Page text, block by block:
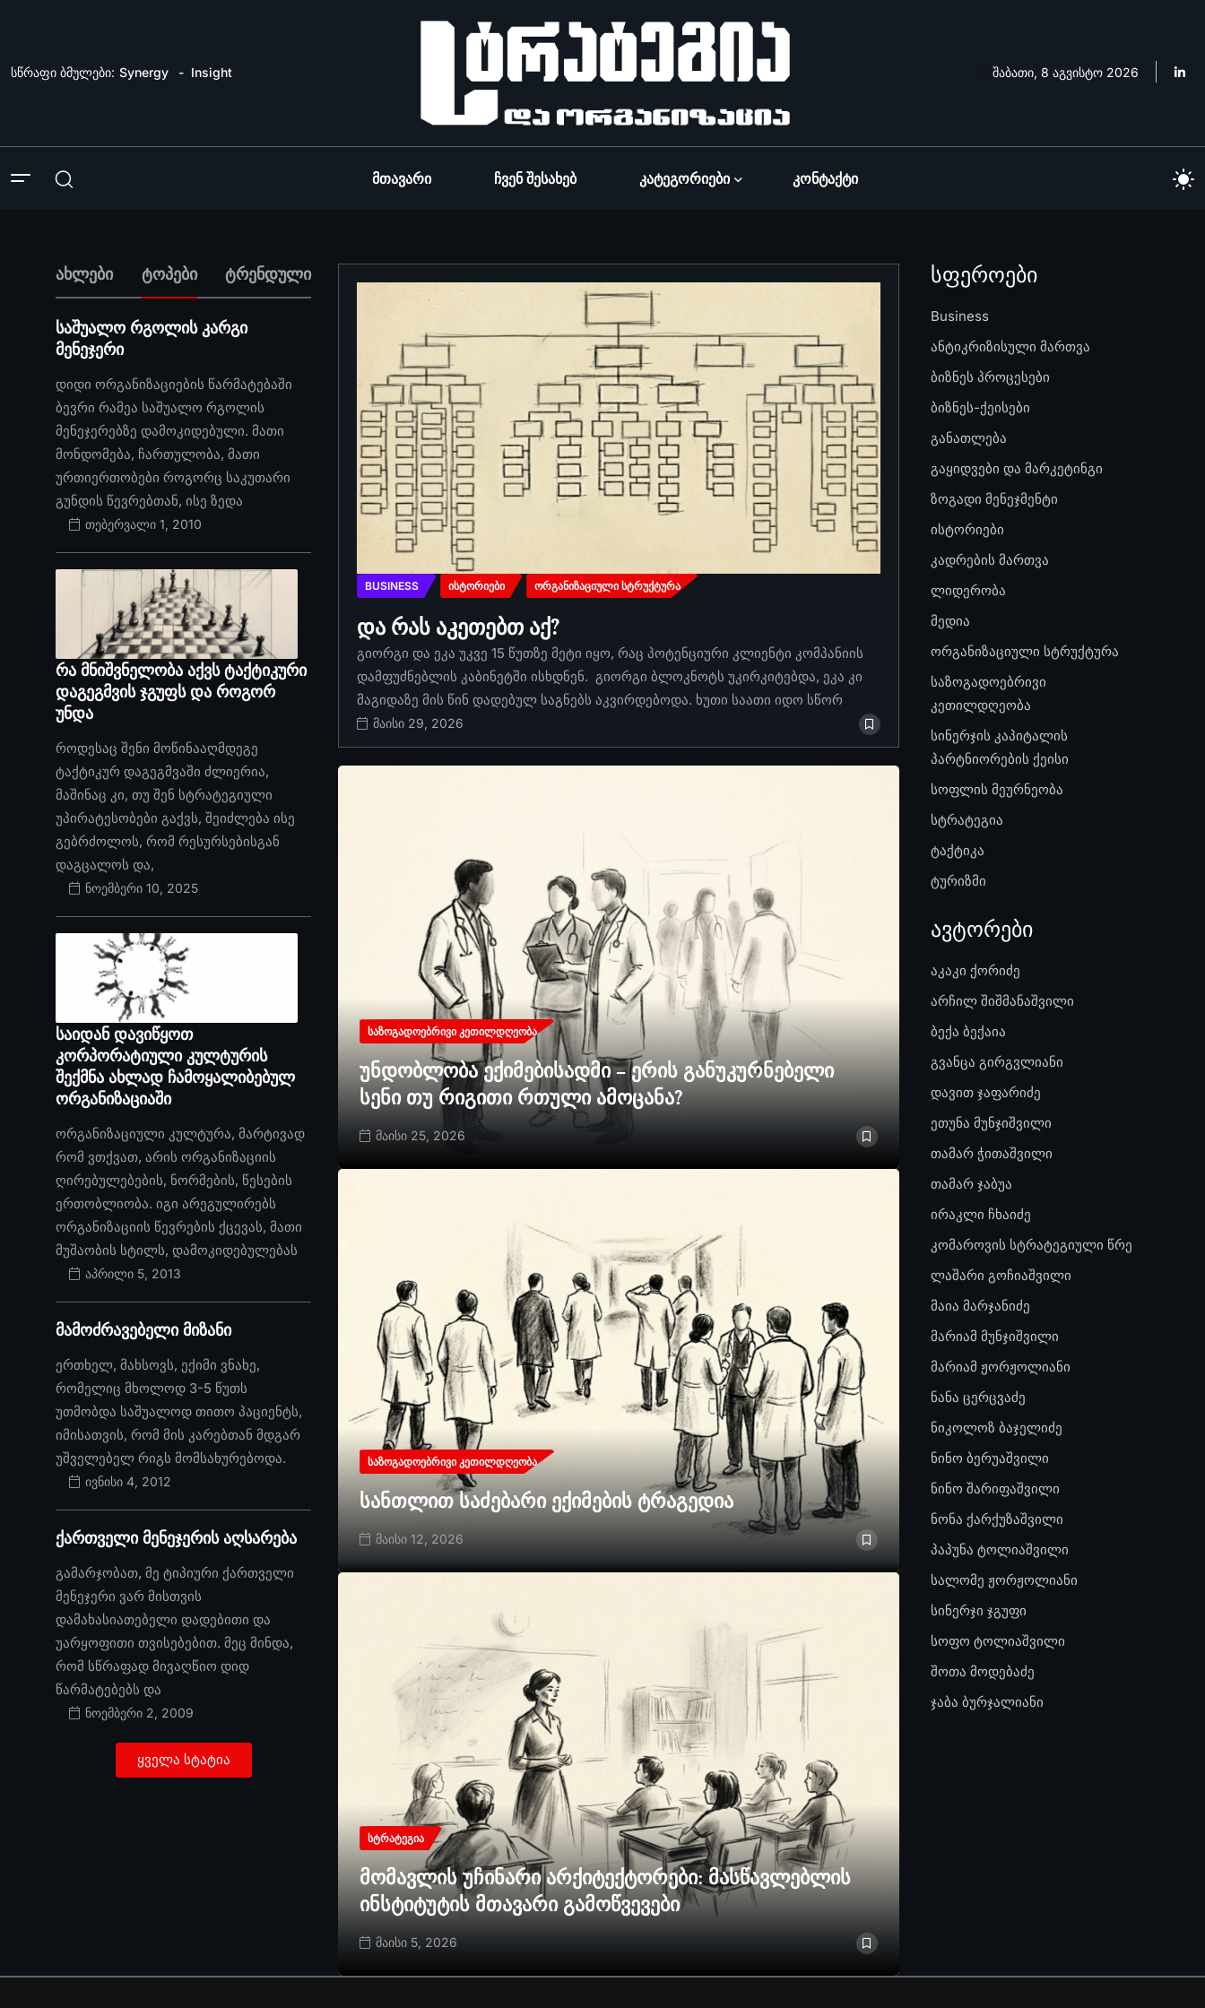
სწრაფი ბმულები: Synergy Insight შაბათი, 8 აგვისტო 2026
Მთავარი Ჩვენ Შესახებ Კატეგორიები Კონტაქტი
ახლები ტოპები ტრენდული
საშუალო რგოლის კარგი
მენეჯერი
დიდი ორგანიზაციების წარმატებაში
ბევრი რამეა საშუალო რგოლის
მენეჯერებზე დამოკიდებული. მათი
მონდომება, ჩართულობა, მათი
ურთიერთობები როგორც საკუთარი
გუნდის წევრებთან, ისე ზედა
თებერვალი 1, 2010
რა მნიშვნელობა აქვს ტაქტიკური
დაგეგმვის ჯგუფს და როგორ
უნდა
როდესაც შენი მოწინააღმდეგე
ტაქტიკურ დაგეგმვაში ძლიერია,
მაშინაც კი, თუ შენ სტრატეგიული
უპირატესობები გაქვს, შეიძლება ისე
გებრძოლოს, რომ რესურსებისგან
დაგცალოს და,
ნოემბერი 10, 2025
საიდან დავიწყოთ
კორპორატიული კულტურის
შექმნა ახლად ჩამოყალიბებულ
ორგანიზაციაში
ორგანიზაციული კულტურა, მარტივად
რომ ვთქვათ, არის ორგანიზაციის
ღირებულებების, ნორმების, წესების
ერთობლიობა. იგი არეგულირებს
ორგანიზაციის წევრების ქცევას, მათი
მუშაობის სტილს, დამოკიდებულებას
აპრილი 5, 2013
მამოძრავებელი მიზანი
ერთხელ, მახსოვს, ექიმი ვნახე,
რომელიც მხოლოდ 3-5 წუთს
უთმობდა საშუალოდ თითო პაციენტს,
იმისათვის, რომ მის კარებთან მდგარ
უშველებელ რიგს მომსახურებოდა.
ივნისი 4, 2012
ქართველი მენეჯერის აღსარება
გამარჯობათ, მე ტიპიური ქართველი
მენეჯერი ვარ მისთვის
დამახასიათებელი დადებითი და
უარყოფითი თვისებებით. მეც მინდა,
რომ სწრაფად მივაღწიო დიდ
წარმატებებს და
ნოემბერი 2, 2009
ყველა სტატია
BUSINESS ᲘᲡᲢᲝᲠᲘᲔᲑᲘ ᲝᲠᲒᲐᲜᲘᲖᲐᲪᲘᲣᲚᲘ ᲡᲢᲠᲣᲥᲢᲣᲠᲐ
და რას აკეთებთ აქ?
გიორგი და ეკა უკვე 15 წუთზე მეტი იყო, რაც პოტენციური კლიენტი კომპანიის
დამფუძნებლის კაბინეტში ისხდნენ. გიორგი ბლოკნოტს უკირკიტებდა, ეკა კი
მაგიდაზე მის წინ დადებულ საგნებს აკვირდებოდა. ხუთი საათი იდო სწორ
მაისი 29, 2026
ᲡᲐᲖᲝᲒᲐᲓᲝᲔᲑᲠᲘᲕᲘ ᲙᲔᲗᲘᲚᲓᲦᲔᲝᲑᲐ
უნდობლობა ექიმებისადმი – ერის განუკურნებელი
სენი თუ რიგითი რთული ამოცანა?
მაისი 25, 2026
ᲡᲐᲖᲝᲒᲐᲓᲝᲔᲑᲠᲘᲕᲘ ᲙᲔᲗᲘᲚᲓᲦᲔᲝᲑᲐ
სანთლით საძებარი ექიმების ტრაგედია
მაისი 12, 2026
ᲡᲢᲠᲐᲢᲔᲒᲘᲐ
მომავლის უჩინარი არქიტექტორები: მასწავლებლის
ინსტიტუტის მთავარი გამოწვევები
მაისი 5, 2026
სფეროები
Business
ანტიკრიზისული მართვა
ბიზნეს პროცესები
ბიზნეს-ქეისები
განათლება
გაყიდვები და მარკეტინგი
ზოგადი მენეჯმენტი
ისტორიები
კადრების მართვა
ლიდერობა
მედია
ორგანიზაციული სტრუქტურა
საზოგადოებრივი
კეთილდღეობა
სინერჯის კაპიტალის
პარტნიორების ქეისი
სოფლის მეურნეობა
სტრატეგია
ტაქტიკა
ტურიზმი
ავტორები
აკაკი ქორიძე
არჩილ შიშმანაშვილი
ბექა ბექაია
გვანცა გირგვლიანი
დავით ჯაფარიძე
ეთუნა მუნჯიშვილი
თამარ ჭითაშვილი
თამარ ჯაბუა
ირაკლი ჩხაიძე
კომაროვის სტრატეგიული წრე
ლაშარი გოჩიაშვილი
მაია მარჯანიძე
მარიამ მუნჯიშვილი
მარიამ ჟორჟოლიანი
ნანა ცერცვაძე
ნიკოლოზ ბაჯელიძე
ნინო ბერუაშვილი
ნინო შარიფაშვილი
ნონა ქარქუზაშვილი
პაპუნა ტოლიაშვილი
სალომე ჟორჟოლიანი
სინერჯი ჯგუფი
სოფო ტოლიაშვილი
შოთა მოდებაძე
ჯაბა ბურჯალიანი